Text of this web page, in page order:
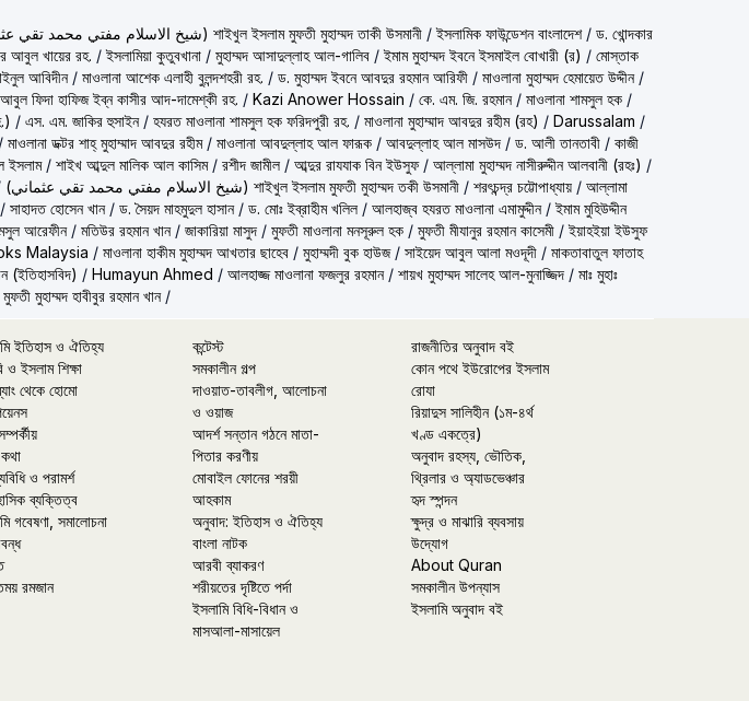
(شيخ الاسلام مفتي محمد تقي عثماني) শাইখুল ইসলাম মুফতী মুহাম্মদ তাকী উসমানী /ইসলামিক ফাউন্ডেশন বাংলাদেশ/ ড. খোন্দকার
আবুল খায়ের রহ. /ইসলামিয়া কুতুবখানা / মুহাম্মদ আসাদুল্লাহ আল-গালিব /ইমাম মুহাম্মদ ইবনে ইসমাইল বোখারী (র) / মোস্তাক
আবিদীন/ মাওলানা আশেক এলাহী বুলন্দশহরী রহ. / ড. মুহাম্মদ ইবনে আবদুর রহমান আরিফী / মাওলানা মুহাম্মদ হেমায়েত উদ্দীন/
আবুল ফিদা হাফিজ ইব্‌ন কাসীর আদ-দামেশ্‌কী রহ. / Kazi Anower Hossain / কে. এম. জি. রহমান/ মাওলানা শামসুল হক /
/ এস. এম. জাকির হুসাইন/ হযরত মাওলানা শামসুল হক ফরিদপুরী রহ. / মাওলানা মুহাম্মাদ আবদুর রহীম (রহ) / Darussalam /
/ মাওলানা ডক্টর শাহ্‌ মুহাম্মাদ আবদুর রহীম/ মাওলানা আবদুল্লাহ আল ফারূক / আবদুল্লাহ আল মাসউদ / ড. আলী তানতাবী / কাজী
ইসলাম/ শাইখ আব্দুল মালিক আল কাসিম/ রশীদ জামীল / আব্দুর রাযযাক বিন ইউসুফ/ আল্লামা মুহাম্মদ নাসীরুদ্দীন আলবানী (রহঃ) /
(شيخ الاسلام مفتي محمد تقي عثماني) শাইখুল ইসলাম মুফতী মুহাম্মদ তকী উসমানী / শরৎচন্দ্র চট্টোপাধ্যায় / আল্লামা
/ সাহাদত হোসেন খান/ ড. সৈয়দ মাহমুদুল হাসান/ ড. মোঃ ইব্রাহীম খলিল / আলহাজ্ব হযরত মাওলানা এমামুদ্দীন/ইমাম মুহিউদ্দীন
আরেফীন/ মতিউর রহমান খান/ জাকারিয়া মাসুদ / মুফতী মাওলানা মনসূরুল হক / মুফতী মীযানুর রহমান কাসেমী /ইয়াহইয়া ইউসুফ
Malaysia / মাওলানা হাকীম মুহাম্মদ আখতার ছাহেব / মুহাম্মদী বুক হাউজ/ সাইয়েদ আবুল আলা মওদূদী / মাকতাবাতুল ফাতাহ
(ইতিহাসবিদ) / Humayun Ahmed / আলহাজ্জ মাওলানা ফজলুর রহমান/ শায়খ মুহাম্মদ সালেহ আল-মুনাজ্জিদ / মাঃ মুহাঃ
মুফতী মুহাম্মদ হাবীবুর রহমান খান/
ইতিহাস ও ঐতিহ্য
ইসলাম শিক্ষা
থেকে হোমো
ও পরামর্শ
ব্যক্তিত্ব
গবেষণা, সমালোচনা
রমজান
কন্টেস্ট
সমকালীন গল্প
দাওয়াত-তাবলীগ, আলোচনা
ও ওয়াজ
আদর্শ সন্তান গঠনে মাতা-
পিতার করণীয়
মোবাইল ফোনের শরয়ী
আহকাম
অনুবাদ: ইতিহাস ও ঐতিহ্য
বাংলা নাটক
আরবী ব্যাকরণ
শরীয়তের দৃষ্টিতে পর্দা
ইসলামি বিধি-বিধান ও
মাসআলা-মাসায়েল
রাজনীতির অনুবাদ বই
কোন পথে ইউরোপের ইসলাম
রোযা
রিয়াদুস সালিহীন (১ম-৪র্থ
খণ্ড একত্রে)
অনুবাদ রহস্য, ভৌতিক,
থ্রিলার ও অ্যাডভেঞ্চার
হৃদ স্পন্দন
ক্ষুদ্র ও মাঝারি ব্যবসায়
উদ্যোগ
About Quran
সমকালীন উপন্যাস
ইসলামি অনুবাদ বই